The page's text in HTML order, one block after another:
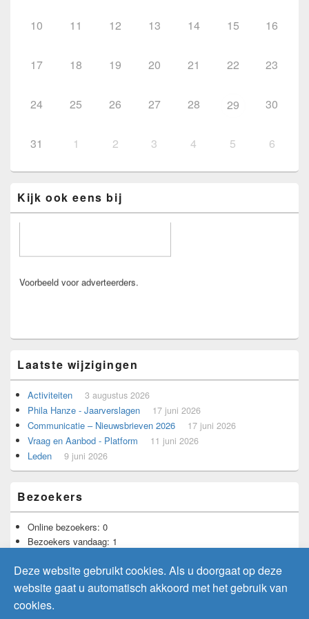
10 11 12 13 14 15 16
17 18 19 20 21 22 23
24 25 26 27 28 29 30
31 1 2 3 4 5 6
Kijk ook eens bij
Voorbeeld voor adverteerders.
Laatste wijzigingen
Activiteiten 3 augustus 2026
Phila Hanze - Jaarverslagen 17 juni 2026
Communicatie – Nieuwsbrieven 2026 17 juni 2026
Vraag en Aanbod - Platform 11 juni 2026
Leden 9 juni 2026
Bezoekers
Online bezoekers: 0
Bezoekers vandaag: 1
Totaal aantal bezoekers:11.735
Deze website gebruikt cookies. Als u doorgaat op deze
website gaat u automatisch akkoord met het gebruik van
cookies.